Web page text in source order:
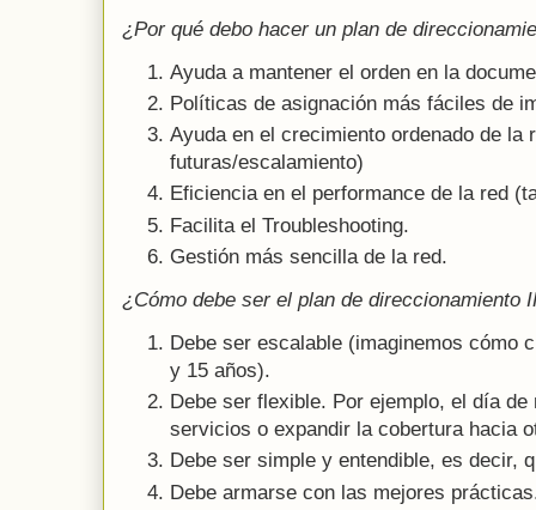
¿Por qué debo hacer un plan de
Ayuda a mantener el orden en la
Políticas de asignación más fáciles de
Ayuda en el crecimiento ordenado de la
futuras/escalamiento)
Eficiencia en el performance de la red
Facilita el Troubleshooting.
Gestión más sencilla de la red.
¿Cómo debe ser el plan de direccionamiento
Debe ser escalable (imaginemos cómo
y 15 años).
Debe ser flexible. Por ejemplo, el día de
servicios o expandir la cobertura hacia
Debe ser simple y entendible, es decir,
Debe armarse con las mejores